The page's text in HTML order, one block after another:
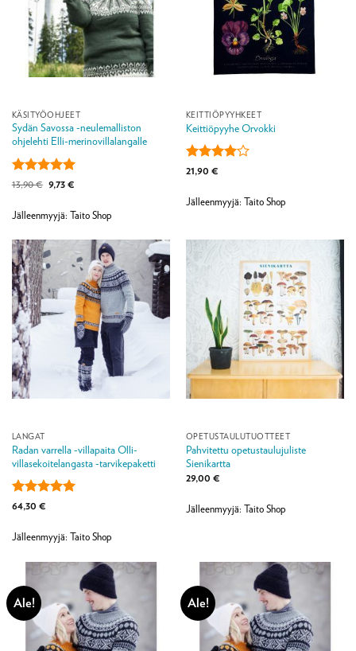
KÄSITYÖOHJEET
Sydän Savossa -neulemalliston
ohjelehti Elli-merinovillalangalle
Arvostelu
/ 5
13,90€ Alkuperäinen
hinta
13,90 €.
9,73€Nykyinen
9,73 €.
Jälleenmyyjä: Taito Shop
KEITTIÖPYYHKEET
Keittiöpyyhe Orvokki
Arvostelu
4 / 5
21,90 €
Jälleenmyyjä: Taito Shop
LANGAT
Radan varrella -villapaita Olli-
villasekoitelangasta -tarvikepaketti
Arvostelu
/ 5
64,30 €
Jälleenmyyjä: Taito Shop
OPETUSTAULUTUOTTEET
Pahvitettu opetustaulujuliste
Sienikartta
29,00 €
Jälleenmyyjä: Taito Shop
Ale! Ale!